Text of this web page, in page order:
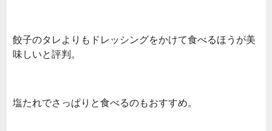
餃子のタレよりもドレッシングをかけて食べるほうが美
味しいと評判。
塩たれでさっぱりと食べるのもおすすめ。